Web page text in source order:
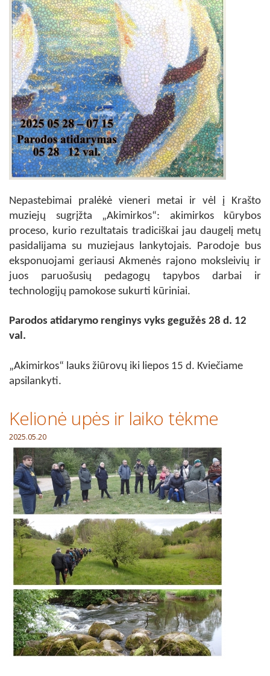
Nepastebimai pralėkė vieneri metai ir vėl į Krašto
muziejų sugrįžta „Akimirkos“: akimirkos kūrybos
proceso, kurio rezultatais tradiciškai jau daugelį metų
pasidalijama su muziejaus lankytojais. Parodoje bus
eksponuojami geriausi Akmenės rajono moksleivių ir
juos paruošusių pedagogų tapybos darbai ir
technologijų pamokose sukurti kūriniai.
Parodos atidarymo renginys vyks gegužės 28 d. 12
val.
„Akimirkos“ lauks žiūrovų iki liepos 15 d. Kviečiame
apsilankyti.
Kelionė upės ir laiko tėkme
2025.05.20